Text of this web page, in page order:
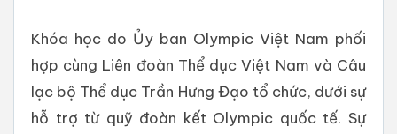
Khóa học do Ủy ban Olympic Việt Nam phối
hợp cùng Liên đoàn Thể dục Việt Nam và Câu
lạc bộ Thể dục Trần Hưng Đạo tổ chức, dưới sự
hỗ trợ từ quỹ đoàn kết Olympic quốc tế. Sự